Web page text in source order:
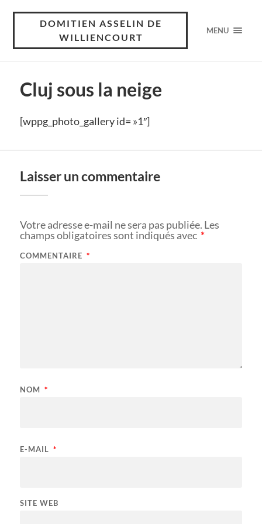
DOMITIEN ASSELIN DE
WILLIENCOURT
MENU
Cluj sous la neige
[wppg_photo_gallery id= »1″]
Laisser un commentaire
Votre adresse e-mail ne sera pas publiée. Les
champs obligatoires sont indiqués avec *
COMMENTAIRE *
NOM *
E-MAIL *
SITE WEB